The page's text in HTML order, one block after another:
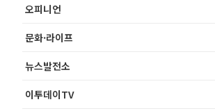
오피니언
문화·라이프
뉴스발전소
이투데이TV